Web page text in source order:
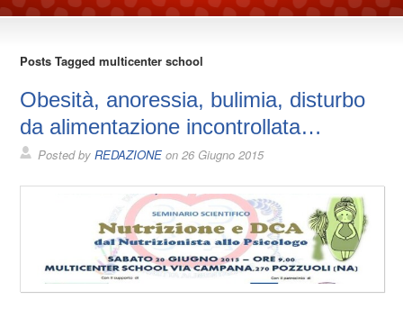
Posts Tagged multicenter school
Obesità, anoressia, bulimia, disturbo
da alimentazione incontrollata…
Posted byREDAZIONE on26 Giugno 2015